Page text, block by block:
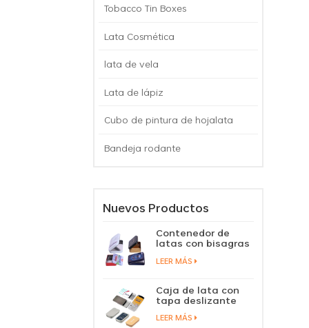
Tobacco Tin Boxes
Lata Cosmética
lata de vela
Lata de lápiz
Cubo de pintura de hojalata
Bandeja rodante
Nuevos Productos
Contenedor de
latas con bisagras
de aluminio,
pastillas de
en caja de lata con
tapa con bisagras
LEER MÁS
Caja de lata con
tapa deslizante
personalizada,
cubierta
LEER MÁS